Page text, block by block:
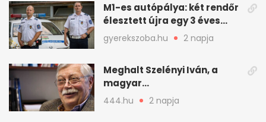
M1-es autópálya: két rendőr
élesztett újra egy 3 éves
kisfiút
gyerekszoba.hu 2 napja
Meghalt Szelényi Iván, a
magyar
társadalomtudomány
meghatározó alakja
444.hu 2 napja